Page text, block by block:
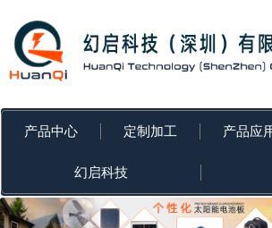
容
产品中心 定制加工 产品应
幻启科技